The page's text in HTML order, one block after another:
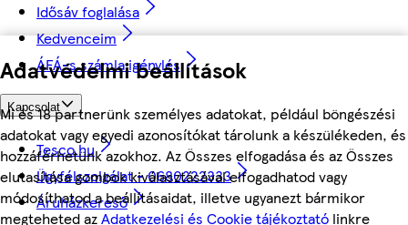
Adatvédelmi beállítások
Mi és 18 partnerünk személyes adatokat, például böngészési
adatokat vagy egyedi azonosítókat tárolunk a készülékeden, és
hozzáférhetünk azokhoz. Az Összes elfogadása és az Összes
elutasítása gombok kiválasztásával elfogadhatod vagy
módosíthatod a beállításaidat, illetve ugyanezt bármikor
megteheted azAdatkezelési és Cookie tájékoztató linkre
Idősáv foglalása
Kedvenceim
ÁFÁ-s számla igénylés
Kapcsolat
Tesco.hu
Ügyfélszolgálat - 0680222333
Áruházkereső